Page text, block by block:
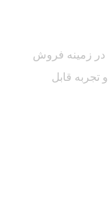
در زمینه فروش
تجربه قابل